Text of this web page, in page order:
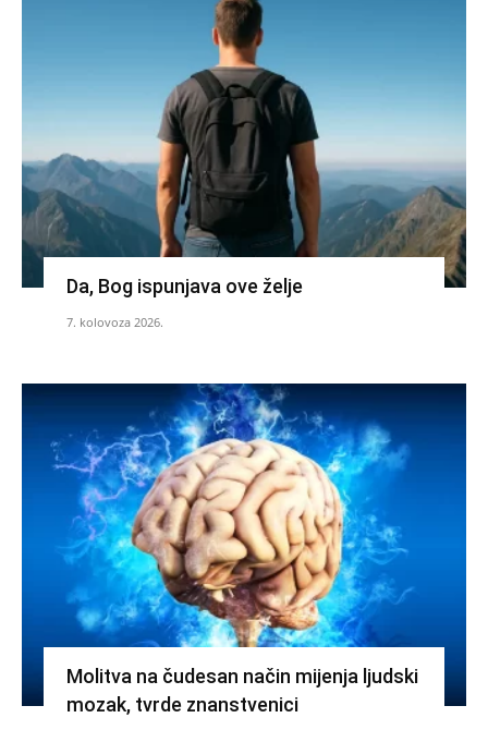
Da, Bog ispunjava ove želje
7. kolovoza 2026.
Molitva na čudesan način mijenja ljudski
mozak, tvrde znanstvenici